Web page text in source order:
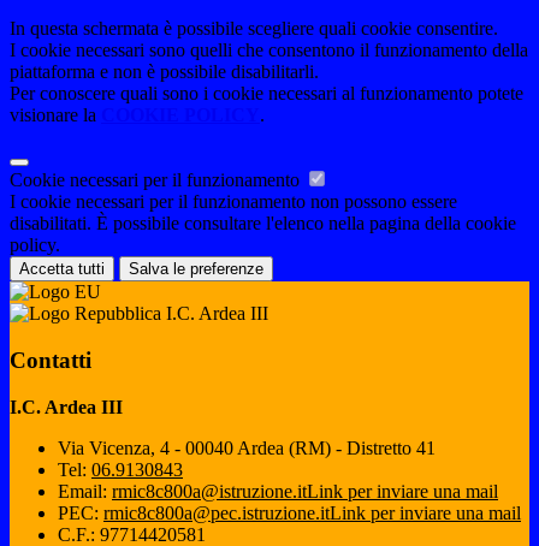
In questa schermata è possibile scegliere quali cookie consentire.
I cookie necessari sono quelli che consentono il funzionamento della
piattaforma e non è possibile disabilitarli.
Per conoscere quali sono i cookie necessari al funzionamento potete
visionare la
.
Cookie necessari per il funzionamento
I cookie necessari per il funzionamento non possono essere
disabilitati. È possibile consultare l'elenco nella pagina della cookie
policy.
Accetta tutti Salva le preferenze
I.C. Ardea III
Contatti
I.C. Ardea III
Via Vicenza, 4 - 00040 Ardea (RM) - Distretto 41
Tel: 06.9130843
Email: rmic8c800a@istruzione.itLink per inviare una mail
PEC: rmic8c800a@pec.istruzione.itLink per inviare una mail
C.F.: 97714420581